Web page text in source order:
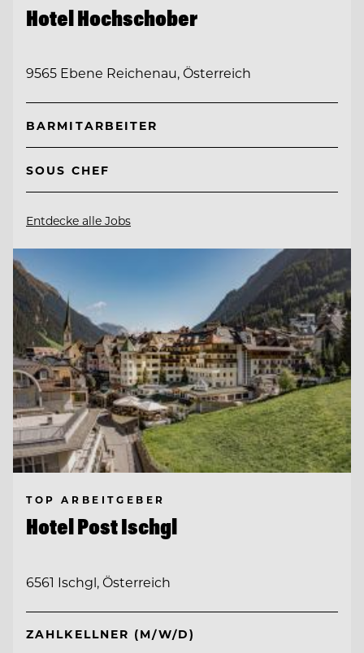
Hotel Hochschober
9565 Ebene Reichenau, Österreich
BARMITARBEITER
SOUS CHEF
Entdecke alle Jobs
TOP ARBEITGEBER
Hotel Post Ischgl
6561 Ischgl, Österreich
ZAHLKELLNER (M/W/D)